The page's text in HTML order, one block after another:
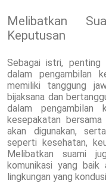
Melibatkan
Keputusan
Sebagai istri, penting
dalam pengambilan
memiliki tanggung
bijaksana dan
dalam pengambilan
kesepakatan
akan digunakan,
seperti kesehatan,
Melibatkan suami
komunikasi yang
lingkungan yang